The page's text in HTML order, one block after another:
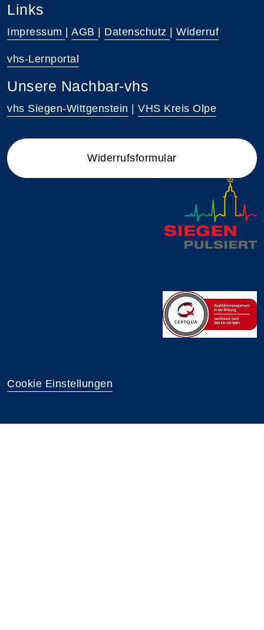
Links
Impressum | AGB | Datenschutz | Widerruf
vhs-Lernportal
Unsere Nachbar-vhs
vhs Siegen-Wittgenstein | VHS Kreis Olpe
Widerrufsformular
Cookie Einstellungen